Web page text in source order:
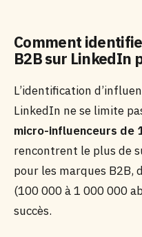
Comment
B2B sur LinkedIn
L’identification
LinkedIn ne se limite
micro-influenceurs de
rencontrent le plus de
pour les marques B2B,
(100 000 à 1 000 000
succès.